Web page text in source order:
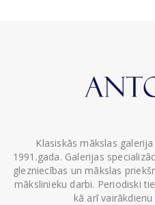
Klasiskās mākslas
1991.gada. Galerijas
glezniecības un mākslas
mākslinieku darbi. Periodiski
kā arī